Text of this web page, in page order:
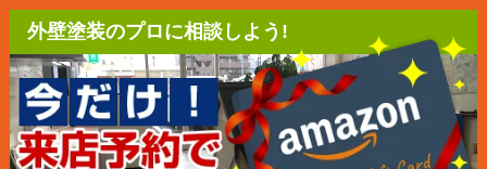
外壁塗装のプロに相談しよう!